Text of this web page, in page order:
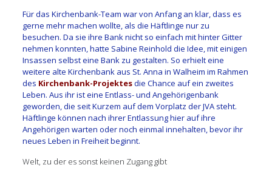
Für das Kirchenbank-Team war von Anfang an klar, dass es
gerne mehr machen wollte, als die Häftlinge nur zu
besuchen. Da sie ihre Bank nicht so einfach mit hinter Gitter
nehmen konnten, hatte Sabine Reinhold die Idee, mit einigen
Insassen selbst eine Bank zu gestalten. So erhielt eine
weitere alte Kirchenbank aus St. Anna in Walheim im Rahmen
des Kirchenbank-Projektesdie Chance auf ein zweites
Leben. Aus ihr ist eine Entlass- und Angehörigenbank
geworden, die seit Kurzem auf dem Vorplatz der JVA steht.
Häftlinge können nach ihrer Entlassung hier auf ihre
Angehörigen warten oder noch einmal innehalten, bevor ihr
neues Leben in Freiheit beginnt.
Welt, zu der es sonst keinen Zugang gibt